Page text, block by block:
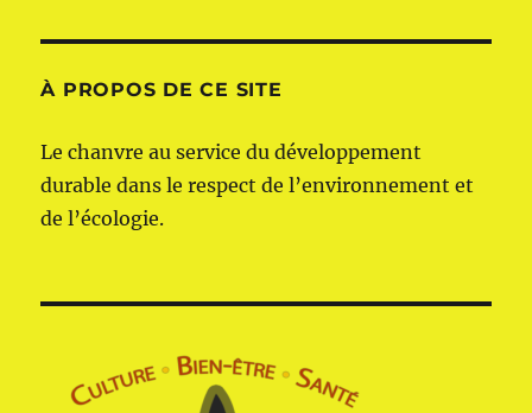
À PROPOS DE CE SITE
Le chanvre au service du développement
durable dans le respect de l’environnement et
de l’écologie.